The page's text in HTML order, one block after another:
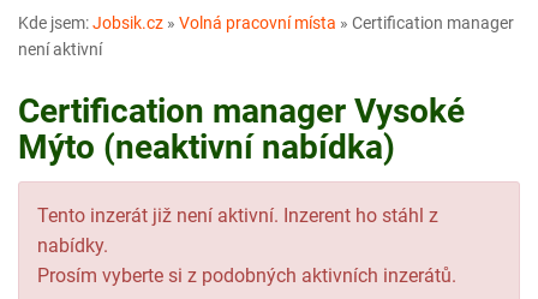
Kde jsem:Jobsik.cz » Volná pracovní místa » Certification manager
není aktivní
Certification manager Vysoké
Mýto (neaktivní nabídka)
Tento inzerát již není aktivní. Inzerent ho stáhl z
nabídky.
Prosím vyberte si z podobných aktivních inzerátů.